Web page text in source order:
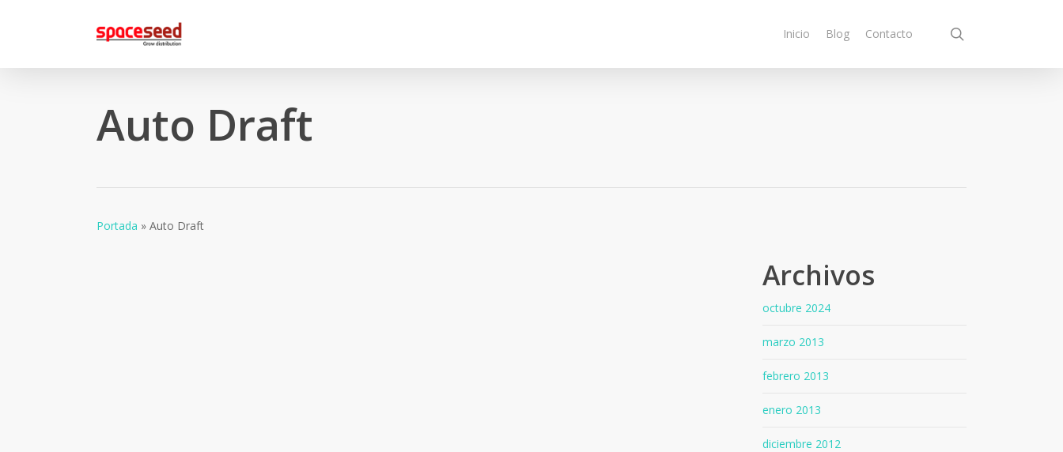
content
Inicio Blog Contacto
Auto Draft
Portada » Auto Draft
Archivos
octubre 2024
marzo 2013
febrero 2013
enero 2013
diciembre 2012